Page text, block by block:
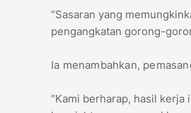
“Sasaran yang
pengangkatan gorong-
Ia menambahkan,
“Kami berharap, hasil